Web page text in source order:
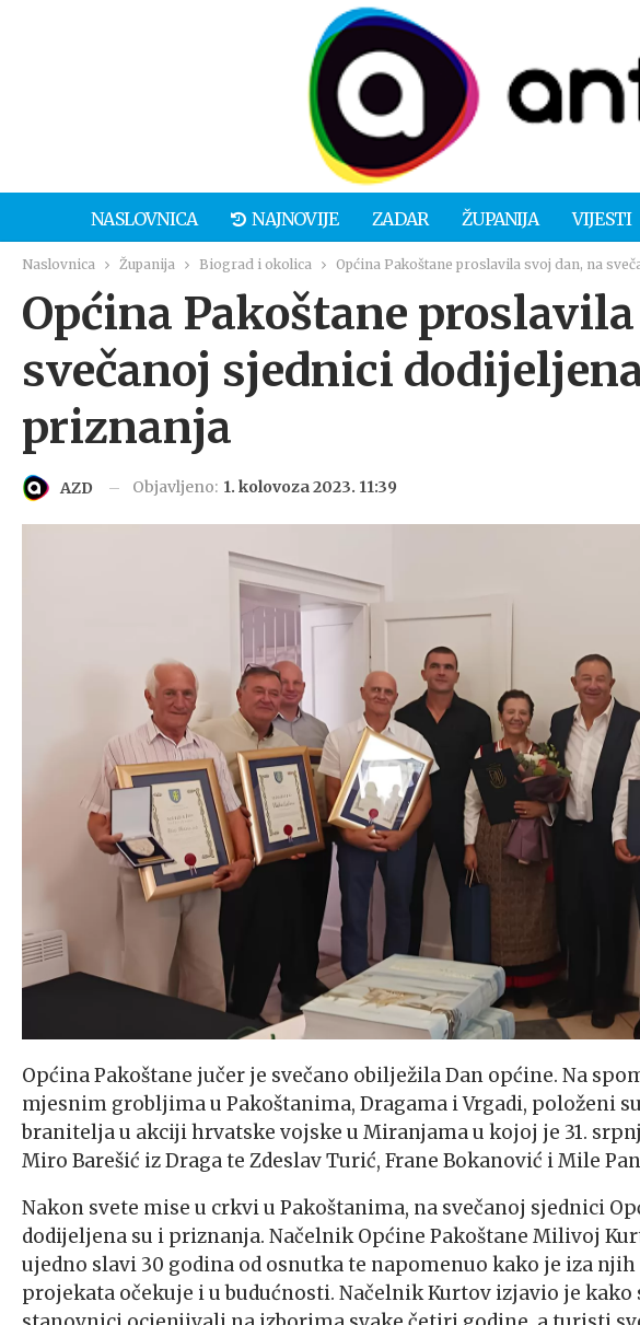
NASLOVNICA NAJNOVIJE ZADAR ŽUPANIJA VIJESTI
Naslovnica Županija Biograd i okolica Općina Pakoštane proslavila svoj dan, na
Općina Pakoštane
svečanoj sjednici
priznanja
AZD Objavljeno: 1. kolovoza 2023. 11:39
Općina Pakoštane jučer je svečano obilježila Dan općine. Na
mjesnim grobljima u Pakoštanima, Dragama i Vrgadi, položeni
branitelja u akciji hrvatske vojske u Miranjama u kojoj je 31.
Miro Barešić iz Draga te Zdeslav Turić, Frane Bokanović i Mile
Nakon svete mise u crkvi u Pakoštanima, na svečanoj sjednici
dodijeljena su i priznanja. Načelnik Općine Pakoštane Milivoj
ujedno slavi 30 godina od osnutka te napomenuo kako je iza
projekata očekuje i u budućnosti. Načelnik Kurtov izjavio je